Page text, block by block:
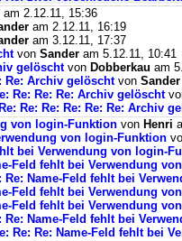
am 2.12.11, 15:36
am 2.12.11, 16:19
am 3.12.11, 17:37
von Sander am 5.12.11, 10:41
gelöschtvon Dobberkau am
Re: Archiv gelöschtvon Sander
Re: Re: Re: Archiv gelöscht
Re: Re: Re: Re: Re: Re: Archiv
von login-Funktion von Henri
von login-Funktion
bei Verwendung von login-
Feld fehlt bei Verwendung
Re: Name-Feld fehlt bei
Feld fehlt bei Verwendung
Feld fehlt bei Verwendung
Re: Name-Feld fehlt bei
Re: Re: Name-Feld fehlt bei